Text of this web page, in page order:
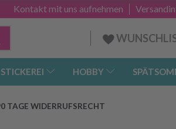
Kontakt mit uns aufnehmen
STICKEREI HOBBY
TAGE WIDERRUFSRECHT